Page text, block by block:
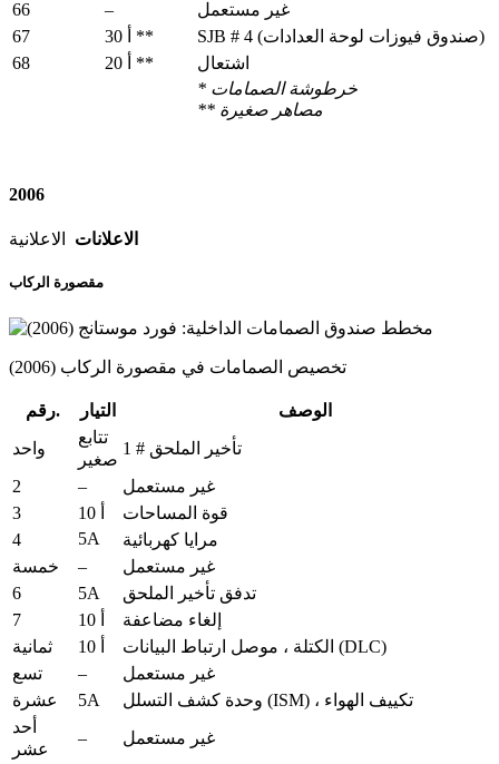
66 –
غير مستعمل
67
30 أ **
SJB # 4 (صندوق فيوزات لوحة العدادات)
68
20 أ **
اشتعال
* خرطوشة الصمامات
**
مصاهر صغيرة
2006
الاعلانات الاعلانية
مقصورة الركاب
تخصيص الصمامات في مقصورة الركاب (2006)
رقم. التيار
الوصف
واحد
تتابع
صغير
تأخير الملحق # 1
2
–
غير مستعمل
3
قوة المساحات
4
5A
مرايا كهربائية
خمسة
–
غير مستعمل
6
5A
تدفق تأخير الملحق
7
إلغاء مضاعفة
ثمانية
الكتلة ، موصل ارتباط البيانات (DLC)
تسع
–
غير مستعمل
عشرة
5A
وحدة كشف التسلل (ISM) ، تكييف الهواء
أحد
عشر
–
غير مستعمل